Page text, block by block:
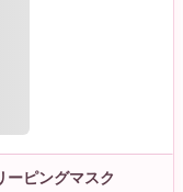
ーピングマスク